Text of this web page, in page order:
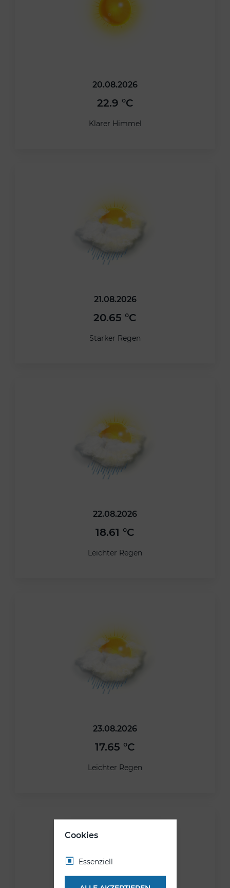
20.08.2026
22.9 °C
Klarer Himmel
21.08.2026
20.65 °C
Starker Regen
22.08.2026
18.61 °C
Leichter Regen
23.08.2026
17.65 °C
Leichter Regen
Cookies
Essenziell